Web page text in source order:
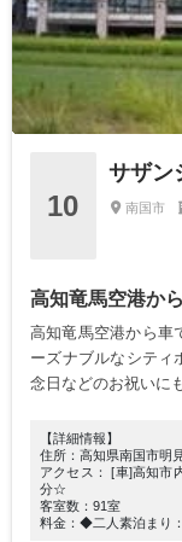
10
サザン
南国市
高知竜馬空港か
高知竜馬空港から車
ーズナブルなシティ
念日などのお祝いに
【詳細情報】
住所：高知県南国市明
アクセス： [車]高知市
分☆
客室数：91室
料金：◆二人素泊まり